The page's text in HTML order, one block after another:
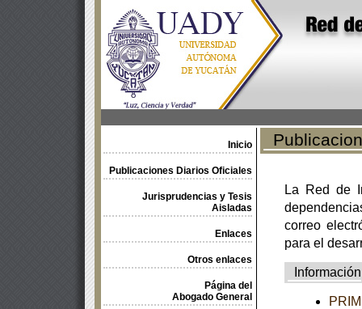
Inicio
Publicaciones Diarios Oficiales
Jurisprudencias y Tesis
Aisladas
Enlaces
Otros enlaces
Página del
Abogado General
La Red de
correo
para el
Información